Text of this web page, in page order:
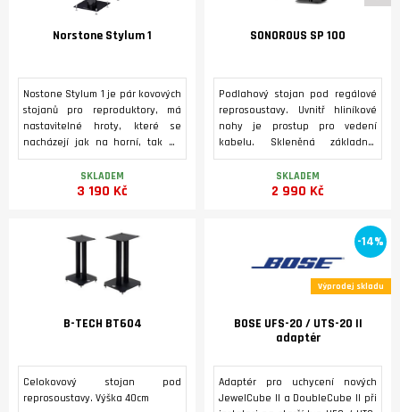
Norstone Stylum 1
Nostone Stylum 1 je pár kovových
stojanů pro reproduktory, má
nastavitelné hroty, které se
nacházejí jak na horní, tak na
dolní desce. Systém tak
garantuje nejlepší výkony
reproduktorů. Pro snížení
trubky. Repro kabely je možno
každého stojanu je 50 kg.
SKLADEM
3 190 Kč
SONOROUS SP 100
Podlahový stojan pod regálové
reprosoustavy. Uvnitř hliníkové
nohy je prostup pro vedení
kabelu. Skleněná základna.
Součástí balení jsou silikonové a
kovové hroty.SKLADEM
2 990 Kč
B-TECH BT604
Celokovový stojan pod
reprosoustavy. Výška 40cm
Výprodej skladu
-14%
BOSE UFS-20 / UTS-20 II
adaptér
Adaptér pro uchycení nových
JewelCube II a DoubleCube II při